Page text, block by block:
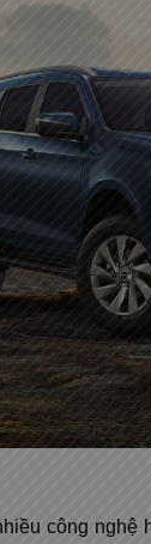
công nghệ